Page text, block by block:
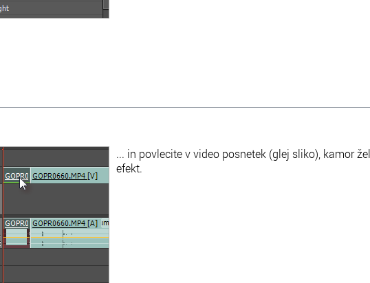
... in povlecite v video posnetek (glej sliko), kamor
efekt.